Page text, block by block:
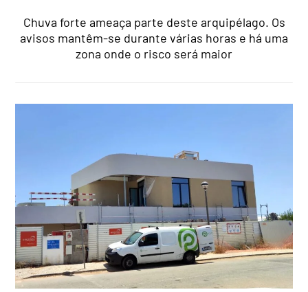
Chuva forte ameaça parte deste arquipélago. Os
avisos mantêm-se durante várias horas e há uma
zona onde o risco será maior